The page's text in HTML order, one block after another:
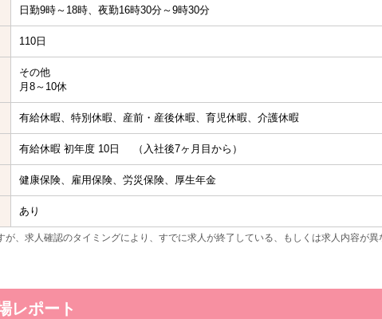
日勤9時～18時、夜勤16時30分～9時30分
110日
その他
月8～10休
有給休暇、特別休暇、産前・産後休暇、育児休暇、介護休暇
有給休暇 初年度 10日 （入社後7ヶ月目から）
健康保険、雇用保険、労災保険、厚生年金
あり
、求人確認のタイミングにより、すでに求人が終了している、もしくは求人内容が
レポート